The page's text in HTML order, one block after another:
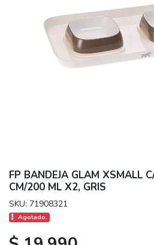
FP BANDEJA GLAM XSMALL
CM/200 ML X2, GRIS
SKU: 71908321
Agotado.